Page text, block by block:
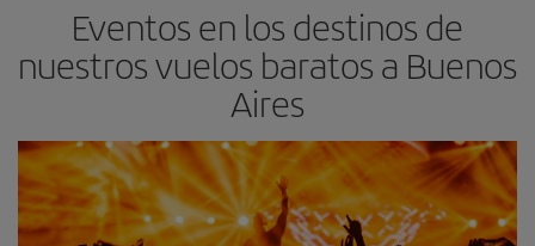
Eventos en los destinos de
nuestros vuelos baratos a Buenos
Aires